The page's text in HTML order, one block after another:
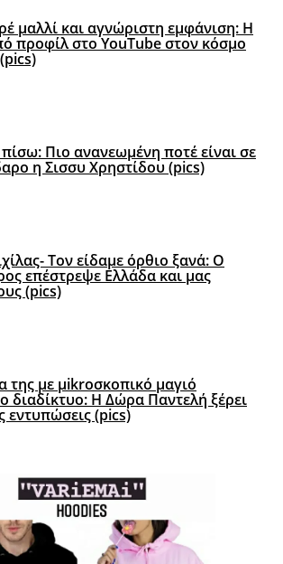
μαλλί και αγνώριστη εμφάνιση: Η
προφίλ στο YouTube στον κόσμο
Πιο ανανεωμένη ποτέ είναι σε
η Σισσυ Χρηστίδου (pics)
Τον είδαμε όρθιο ξανά: Ο
επέστρεψε Ελλάδα και μας
(pics)
με μikroσκοπικό μαγιό
διαδίκτυο: Η Δώρα Παντελή ξέρει
εντυπώσεις (pics)